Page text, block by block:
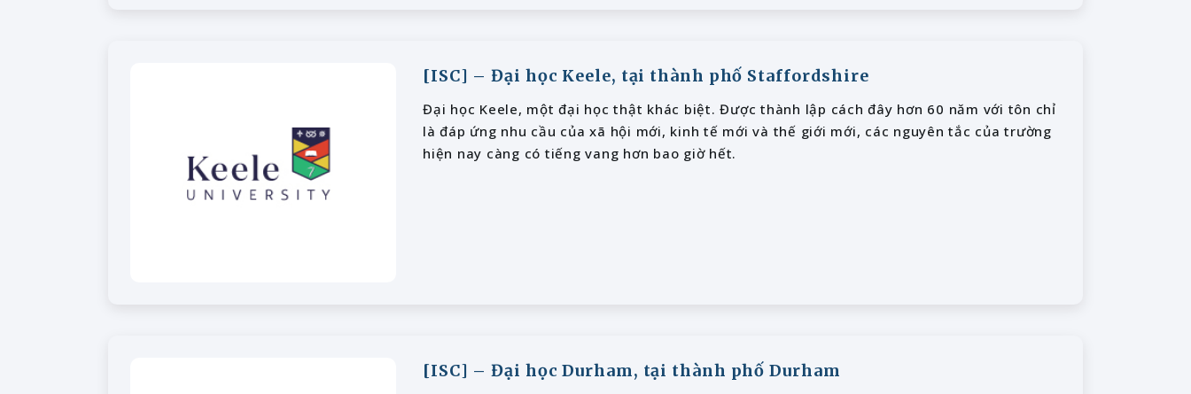
[ISC] – Đại học Keele, tại thành phố Staffordshire
Đại học Keele, một đại học thật khác biệt. Được thành lập cách đây hơn 60 năm với tôn chỉ
là đáp ứng nhu cầu của xã hội mới, kinh tế mới và thế giới mới, các nguyên tắc của trường
hiện nay càng có tiếng vang hơn bao giờ hết.
[ISC] – Đại học Durham, tại thành phố Durham